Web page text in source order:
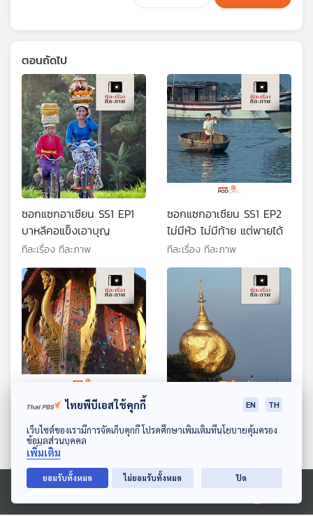
ดาวน์โหลด Thai PBS Podcast Application
Ⓒ 2020 องค์การกระจายเสียงและแพร่ภาพสาธารณะแห่งประเทศไทย
ตอนถัดไป
ซอกแซกอาเซียน SS1 EP1
บาหลีคอแข็งเอาบุญ
ทีละเรื่อง ทีละภาพ
ซอกแซกอาเซียน SS1 EP2
ไม่มีหัว ไม่มีท้าย แต่พายได้
ทีละเรื่อง ทีละภาพ
ซอกแซกอาเซียน SS1 EP3
ไร้มายา ล้ำค่างานศิลปะ
ทีละเรื่อง ทีละภาพ
ซอกแซกอาเซียน SS1 EP4
ก้อนหินพิศวงแห่งลุ่มน้ำอิ
ตอนที่เกี่ยวข้อง
ไทยพีบีเอสใช้คุกกี้ EN TH
เว็บไซต์ของเรามีการจัดเก็บคุกกี้ โปรดศึกษาเพิ่มเติมที่นโยบายคุ้มครอง
ข้อมูลส่วนบุคคล
เพิ่มเติม
ยอมรับทั้งหมด ไม่ยอมรับทั้งหมด ปิด